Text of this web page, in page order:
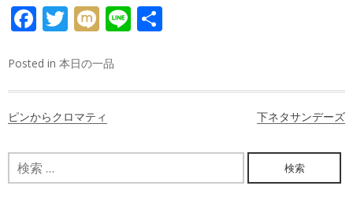
FACEBOOK
TWITTER
MIXILINE
Posted in 本日の一品
稿
ナ
ビ
ピンからクロマティ 下ネタサンデーズ
検
索: